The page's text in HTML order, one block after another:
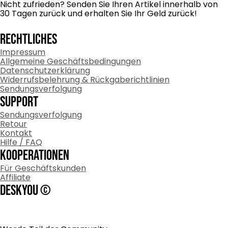
Nicht zufrieden? Senden Sie Ihren Artikel innerhalb von
30 Tagen zurück und erhalten Sie Ihr Geld zurück!
RECHTLICHES
Impressum
Allgemeine Geschäftsbedingungen
Datenschutzerklärung
Widerrufsbelehrung & Rückgaberichtlinien
Sendungsverfolgung
Support
Sendungsverfolgung
Retour
Kontakt
Hilfe / FAQ
Kooperationen
Für Geschäftskunden
Affiliate
DESKYOU ©